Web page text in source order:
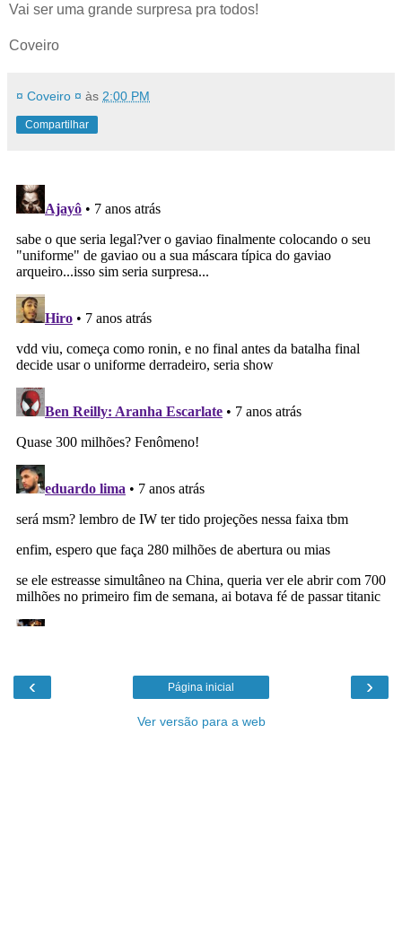
Vai ser uma grande surpresa pra todos!
Coveiro
¤ Coveiro ¤ às 2:00 PM
Compartilhar
‹ ›
Página inicial
Ver versão para a web